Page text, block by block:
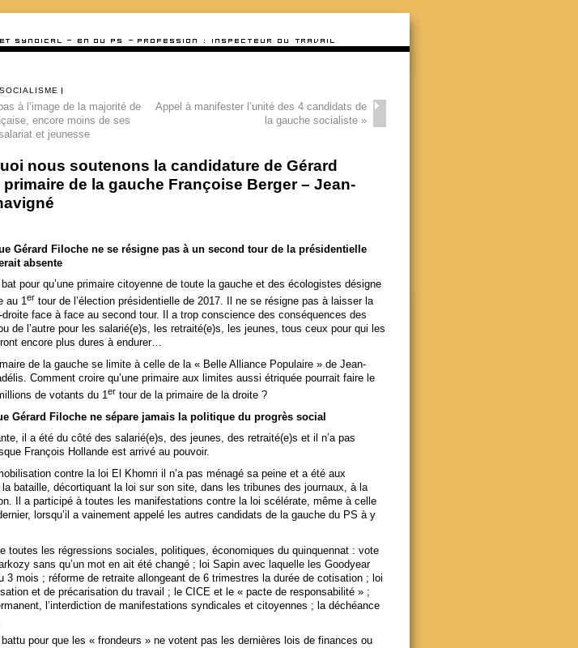
à l’image de la majorité de
encore moins de ses
et jeunesse
Appel à manifester l’unité des 4 candidats de
la gauche socialiste»
nous soutenons la candidature de Gérard
primaire de la gauche Françoise Berger – Jean-
Gérard Filoche ne se résigne pas à un second tour de la présidentielle
absente
pour qu’une primaire citoyenne de toute la gauche et des écologistes désigne
au 1er tour de l’élection présidentielle de 2017. Il ne se résigne pas à laisser la
droite face à face au second tour. Il a trop conscience des conséquences des
de l’autre pour les salarié(e)s, les retraité(e)s, les jeunes, tous ceux pour qui les
encore plus dures à endurer…
de la gauche se limite à celle de la « Belle Alliance Populaire » de Jean-
Comment croire qu’une primaire aux limites aussi étriquée pourrait faire le
de votants du 1er tour de la primaire de la droite ?
Gérard Filoche ne sépare jamais la politique du progrès social
il a été du côté des salarié(e)s, des jeunes, des retraité(e)s et il n’a pas
François Hollande est arrivé au pouvoir.
contre la loi El Khomri il n’a pas ménagé sa peine et a été aux
bataille, décortiquant la loi sur son site, dans les tribunes des journaux, à la
Il a participé à toutes les manifestations contre la loi scélérate, même à celle
lorsqu’il a vainement appelé les autres candidats de la gauche du PS à y
toutes les régressions sociales, politiques, économiques du quinquennat : vote
sans qu’un mot en ait été changé ; loi Sapin avec laquelle les Goodyear
3 mois ; réforme de retraite allongeant de 6 trimestres la durée de cotisation ; loi
et de précarisation du travail ; le CICE et le « pacte de responsabilité » ;
l’interdiction de manifestations syndicales et citoyennes ; la déchéance
battu pour que les « frondeurs » ne votent pas les dernières lois de finances ou